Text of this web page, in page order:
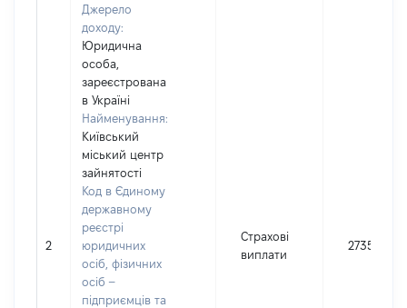
2
Джерело
доходу:
Юридична
особа,
зареєстрована
в Україні
Найменування:
Київський
міський центр
зайнятості
Код в Єдиному
державному
реєстрі
юридичних
осіб, фізичних
осіб –
підприємців та
Страхові
виплати
27350